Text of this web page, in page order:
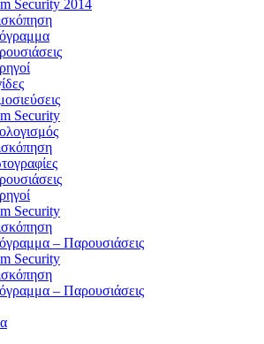
Security 2014
Security
Security
– Παρουσιάσεις
Security
– Παρουσιάσεις